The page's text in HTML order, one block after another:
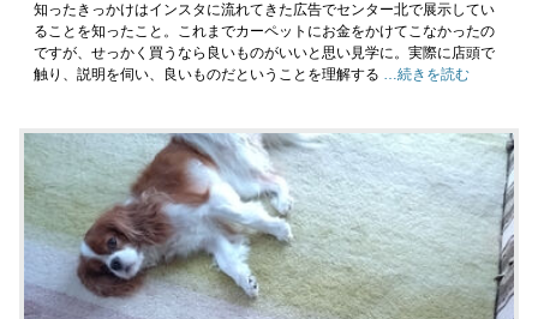
知ったきっかけはインスタに流れてきた広告でセンター北で展示してい
ることを知ったこと。これまでカーペットにお金をかけてこなかったの
ですが、せっかく買うなら良いものがいいと思い見学に。実際に店頭で
触り、説明を伺い、良いものだということを理解する …続きを読む